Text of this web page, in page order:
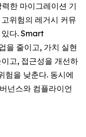
한 마이그레이션 기
위험의 레거시 커뮤
있다. Smart
을 줄이고, 가치 실현
고, 접근성을 개선하
험을 낮춘다. 동시에
넌스와 컴플라이언